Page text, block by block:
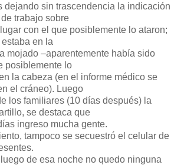
dejando sin trascendencia la indicación
trabajo sobre
con el que posiblemente lo ataron;
en la
mojado –aparentemente había sido
posiblemente lo
la cabeza (en el informe médico se
el cráneo). Luego
los familiares (10 días después) la
se destaca que
ingreso mucha gente.
tampoco se secuestró el celular de
de esa noche no quedo ninguna